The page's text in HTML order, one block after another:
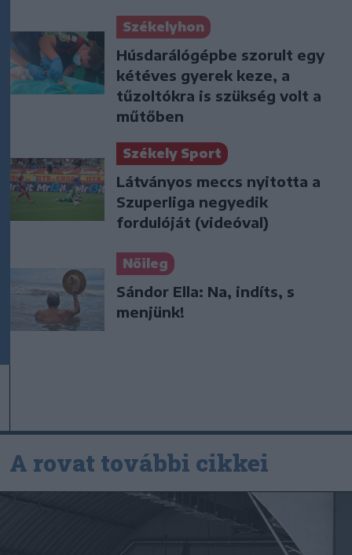
Székelyhon
Húsdarálógépbe szorult egy
kétéves gyerek keze, a
tűzoltókra is szükség volt a
műtőben
Székely Sport
Látványos meccs nyitotta a
Szuperliga negyedik
fordulóját (videóval)
Nőileg
Sándor Ella: Na, indíts, s
menjünk!
A rovat további cikkei